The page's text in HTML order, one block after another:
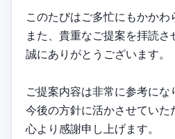
このたびはご多忙にもかかわ
また、貴重なご提案を拝読さ
誠にありがとうございます。
ご提案内容は非常に参考にな
今後の方針に活かさせていた
心より感謝申し上げます。